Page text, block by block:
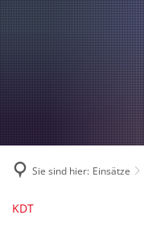
Sie sind hier: Einsätze
KDT